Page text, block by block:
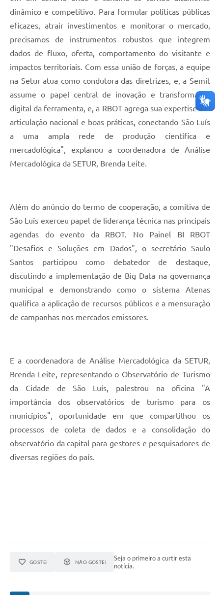
dinâmico e competitivo. Para formular políticas públicas
eficazes, atrair investimentos e monitorar o mercado,
precisamos de instrumentos robustos que integrem
dados de fluxo, oferta, comportamento do visitante e
impactos territoriais. Com essa união de forças, a equipe
na Setur atua como condutora das diretrizes, e, a Semit
assume o papel central de inovação e transformação
digital da ferramenta, e, a RBOT agrega sua expertise em
articulação nacional e boas práticas, conectando São Luís
a uma ampla rede de produção científica e
mercadológica", explanou a coordenadora de Análise
Mercadológica da SETUR, Brenda Leite.
Além do anúncio do termo de cooperação, a comitiva de
São Luís exerceu papel de liderança técnica nas principais
agendas do evento da RBOT. No Painel BI RBOT
"Desafios e Soluções em Dados", o secretário Saulo
Santos participou como debatedor de destaque,
discutindo a implementação de Big Data na governança
municipal e demonstrando como o sistema Atenas
qualifica a aplicação de recursos públicos e a mensuração
de campanhas nos mercados emissores.
E a coordenadora de Análise Mercadológica da SETUR,
Brenda Leite, representando o Observatório de Turismo
da Cidade de São Luís, palestrou na oficina "A
importância dos observatórios de turismo para os
municípios", oportunidade em que compartilhou os
processos de coleta de dados e a consolidação do
observatório da capital para gestores e pesquisadores de
diversas regiões do país.
GOSTEI NÃO GOSTEI
Seja o primeiro a curtir esta
notícia.